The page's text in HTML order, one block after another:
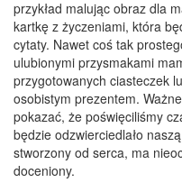
przykład malując obraz dla
kartkę z życzeniami, która
cytaty. Nawet coś tak
ulubionymi przysmakami
przygotowanych ciasteczek
osobistym prezentem.
pokazać, że poświęciliśmy
będzie odzwierciedlało
stworzony od serca, ma
doceniony.